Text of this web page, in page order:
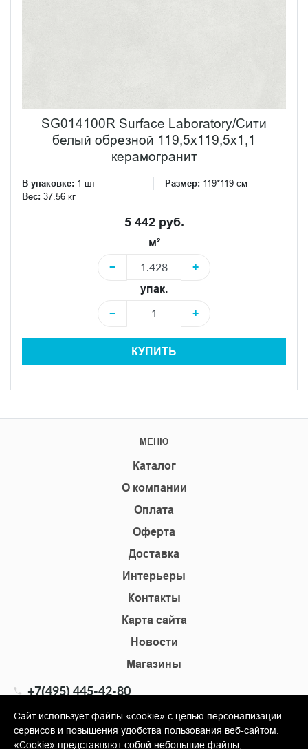
SG014100R Surface Laboratory/Сити
белый обрезной 119,5x119,5x1,1
керамогранит
В упаковке: 1 шт Размер: 119*119 см
Вес: 37.56 кг
5 442 руб.
м²
−
+
упак.
−
+
КУПИТЬ
МЕНЮ
Каталог
О компании
Оплата
Оферта
Доставка
Интерьеры
Контакты
Карта сайта
Новости
Магазины
+7(495) 445-42-80
info@shopkm.ru
Сайт использует файлы «cookie» с целью персонализации
сервисов и повышения удобства пользования веб-сайтом.
«Cookie» представляют собой небольшие файлы,